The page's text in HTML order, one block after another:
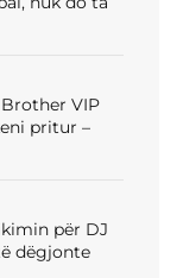
VIP
pritur –
për DJ
dëgjonte